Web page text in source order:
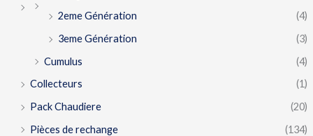
2eme Génération
(4)
3eme Génération
(3)
Cumulus
(4)
Collecteurs
(1)
Pack Chaudiere
(20)
Pièces de rechange
(134)